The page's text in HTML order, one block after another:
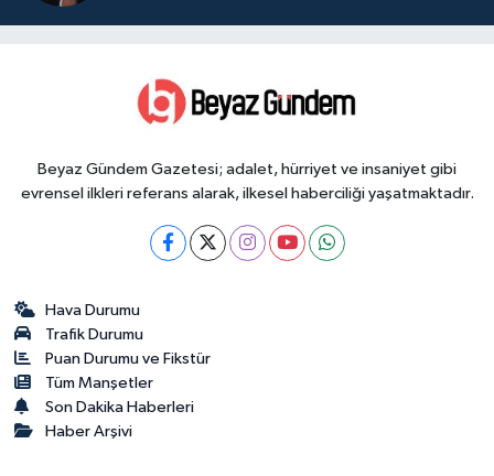
Beyaz Gündem Gazetesi; adalet, hürriyet ve insaniyet gibi
evrensel ilkleri referans alarak, ilkesel haberciliği yaşatmaktadır.
Hava Durumu
Trafik Durumu
Puan Durumu ve Fikstür
Tüm Manşetler
Son Dakika Haberleri
Haber Arşivi